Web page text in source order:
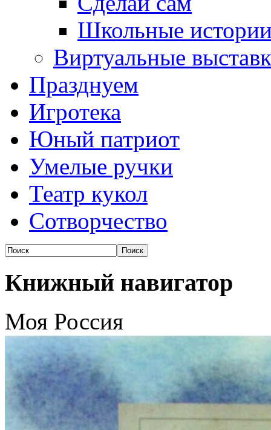
Школьные
Виртуальные
Празднуем
Игротека
Юный патриот
Умелые ручки
Театр кукол
Сотворчество
Книжный навигатор
Моя Россия